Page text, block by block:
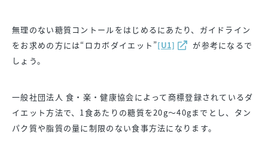
無理のない糖質コントールをはじめるにあたり、ガイドライン
をお求めの方には“ロカボダイエット”[U1]
が参考になるで
しょう。
一般社団法人 食・楽・健康協会によって商標登録されているダ
イエット方法で、1食あたりの糖質を20g～40gまでとし、タン
パク質や脂質の量に制限のない食事方法になります。